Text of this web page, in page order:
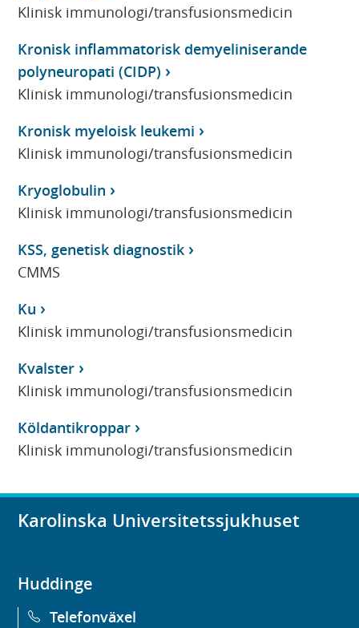
Klinisk immunologi/transfusionsmedicin
Kronisk inflammatorisk demyeliniserande
polyneuropati (CIDP)
Klinisk immunologi/transfusionsmedicin
Kronisk myeloisk leukemi
Klinisk immunologi/transfusionsmedicin
Kryoglobulin
Klinisk immunologi/transfusionsmedicin
KSS, genetisk diagnostik
CMMS
Ku
Klinisk immunologi/transfusionsmedicin
Kvalster
Klinisk immunologi/transfusionsmedicin
Köldantikroppar
Klinisk immunologi/transfusionsmedicin
Karolinska Universitetssjukhuset
Huddinge
Telefonväxel